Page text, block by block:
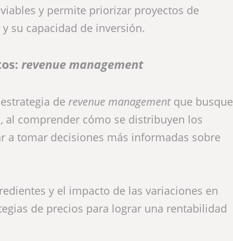
y permite priorizar proyectos de
su capacidad de inversión.
revenue management
de revenue management que busque
al comprender cómo se distribuyen los
a tomar decisiones más informadas sobre
y el impacto de las variaciones en
de precios para lograr una rentabilidad